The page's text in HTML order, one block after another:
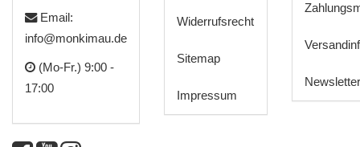
Email:
info@monkimau.de
(Mo-Fr.) 9:00 -
17:00
Widerrufsrecht
Sitemap
Impressum
Newsletter